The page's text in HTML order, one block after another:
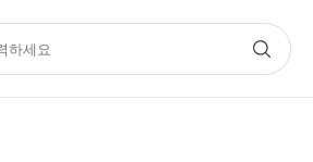
아카데미